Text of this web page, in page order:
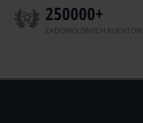
250000+
ZADOWOLONYCH KLIENTÓW